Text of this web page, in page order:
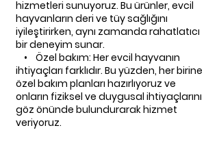
hizmetleri sunuyoruz. Bu ürünler, evcil
hayvanların deri ve tüy sağlığını
iyileştirirken, aynı zamanda rahatlatıcı
bir deneyim sunar.
• Özel bakım: Her evcil hayvanın
ihtiyaçları farklıdır. Bu yüzden, her birine
özel bakım planları hazırlıyoruz ve
onların fiziksel ve duygusal ihtiyaçlarını
göz önünde bulundurarak hizmet
veriyoruz.